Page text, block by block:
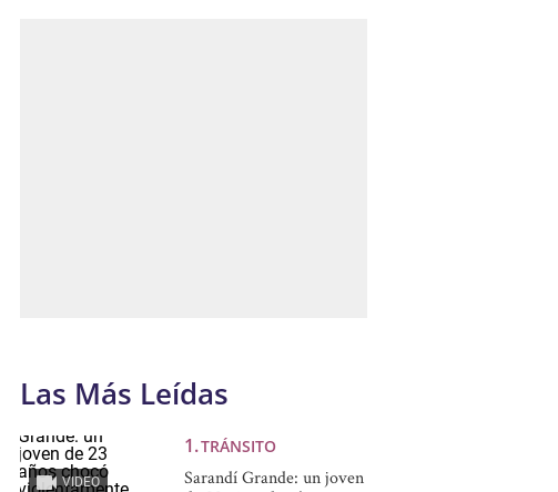
Las Más Leídas
VIDEO
TRÁNSITO
Sarandí Grande: un joven